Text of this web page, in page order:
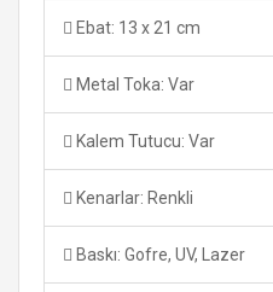
Ebat: 13 x 21 cm
Metal Toka: Var
Kalem Tutucu: Var
Kenarlar: Renkli
Baskı: Gofre, UV, Lazer